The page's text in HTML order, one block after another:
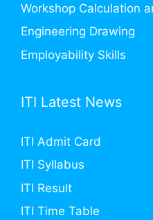
Workshop Calculation
Engineering Drawing
Employability Skills
ITI Latest News
ITI Admit Card
ITI Syllabus
ITI Result
ITI Time Table